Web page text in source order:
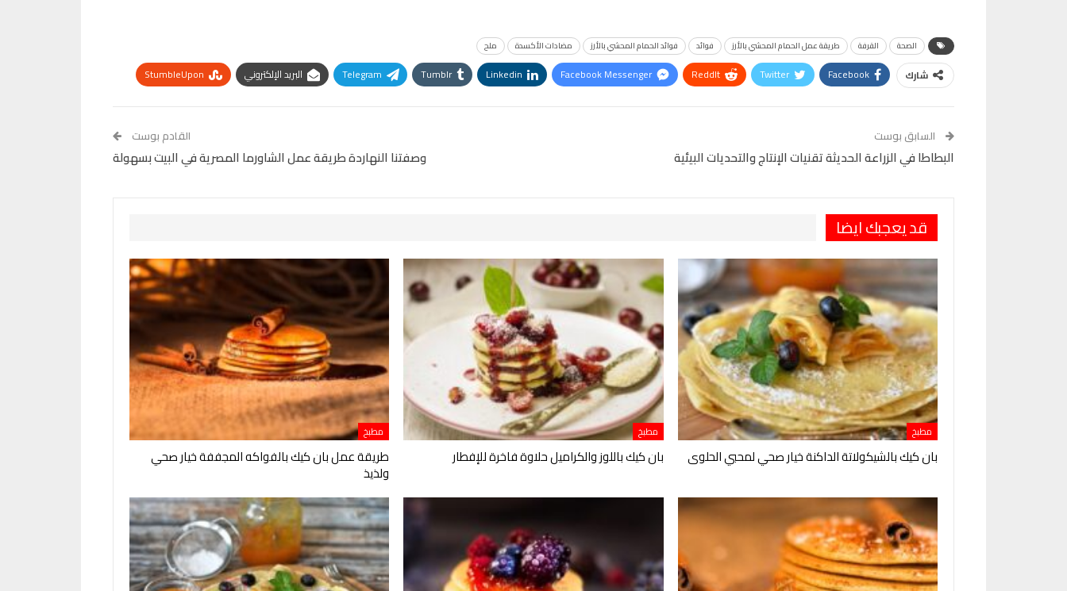
الصحة القرفة طريقة عمل الحمام المحشي بالأرز فوائد فوائد الحمام المحشي بالأرز مضادات الأكسدة ملح
شارك Facebook
Twitter
ReddIt
Facebook Messenger
Linkedin
Tumblr
Telegram البريد الإلكتروني
StumbleUpon
السابق بوست
البطاطا في الزراعة الحديثة تقنيات الإنتاج والتحديات البيئية
القادم بوست
وصفتنا النهاردة طريقة عمل الشاورما المصرية في البيت بسهولة
قد يعجبك ايضا
مطبخ
بان كيك بالشيكولاتة الداكنة خيار صحي لمحبي الحلوى
مطبخ
بان كيك باللوز والكراميل حلاوة فاخرة للإفطار
مطبخ
طريقة عمل بان كيك بالفواكه المجففة خيار صحي
ولذيذ